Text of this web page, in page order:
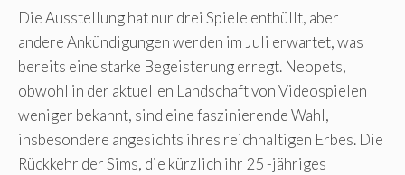
Die Ausstellung hat nur drei Spiele enthüllt, aber
andere Ankündigungen werden im Juli erwartet, was
bereits eine starke Begeisterung erregt. Neopets,
obwohl in der aktuellen Landschaft von Videospielen
weniger bekannt, sind eine faszinierende Wahl,
insbesondere angesichts ihres reichhaltigen Erbes. Die
Rückkehr der Sims, die kürzlich ihr 25 -jähriges